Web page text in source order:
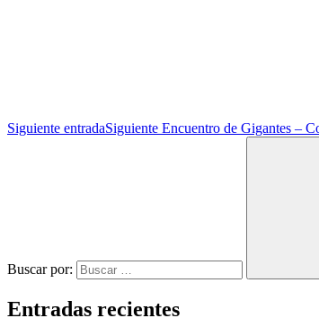
Siguiente entradaSiguiente Encuentro de Gigantes –
Buscar por:
Entradas recientes